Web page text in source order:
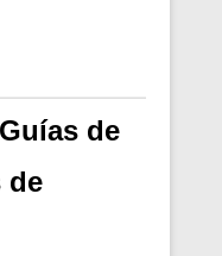
de
de